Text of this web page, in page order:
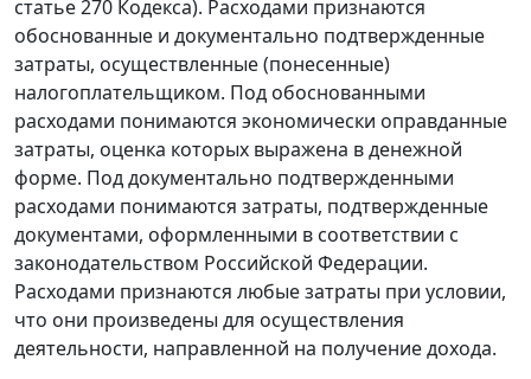
статье 270 Кодекса). Расходами признаются
обоснованные и документально подтвержденные
затраты, осуществленные (понесенные)
налогоплательщиком. Под обоснованными
расходами понимаются экономически оправданные
затраты, оценка которых выражена в денежной
форме. Под документально подтвержденными
расходами понимаются затраты, подтвержденные
документами, оформленными в соответствии с
законодательством Российской Федерации.
Расходами признаются любые затраты при условии,
что они произведены для осуществления
деятельности, направленной на получение дохода.